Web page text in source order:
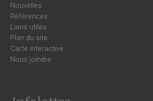
Nouvelles
Références
Liens utiles
Plan du site
Carte interactive
Nous joindre